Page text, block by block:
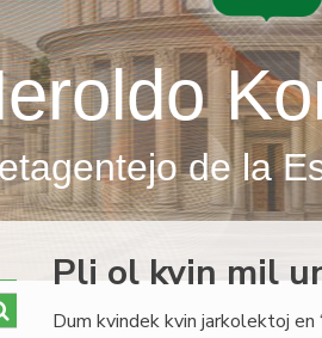
de la
Pli ol kvin mil
Dum kvindek kvin jarkolektoj en